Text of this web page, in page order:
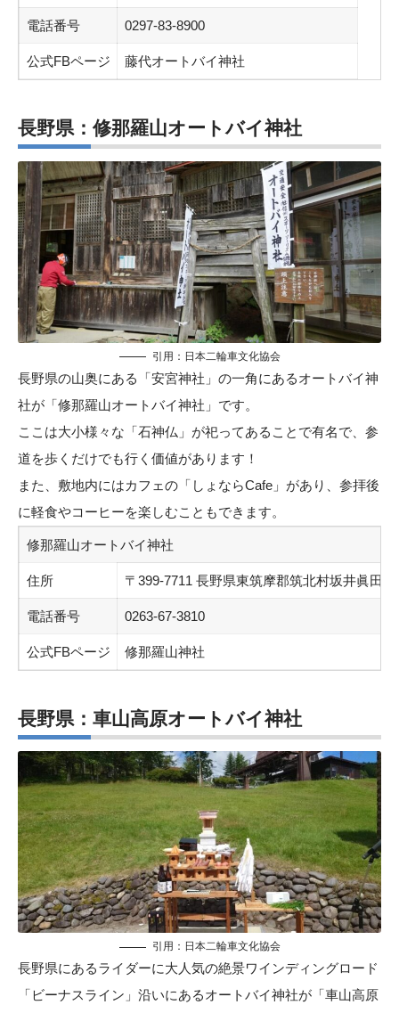
電話番号 0297-83-8900
公式FBページ 藤代オートバイ神社
長野県：修那羅山オートバイ神社
引用： 日本二輪車文化協会
長野県の山奥にある「安宮神社」の一角にあるオートバイ神
社が「修那羅山オートバイ神社」です。
ここは大小様々な「石神仏」が祀ってあることで有名で、参
道を歩くだけでも行く価値があります！
また、敷地内にはカフェの「しょならCafe」があり、参拝後
に軽食やコーヒーを楽しむこともできます。
修那羅山オートバイ神社
住所 〒399-7711 長野県東筑摩郡筑北村坂井眞田
電話番号 0263-67-3810
公式FBページ 修那羅山神社
長野県：車山高原オートバイ神社
引用： 日本二輪車文化協会
長野県にあるライダーに大人気の絶景ワインディングロード
「ビーナスライン」沿いにあるオートバイ神社が「車山高原